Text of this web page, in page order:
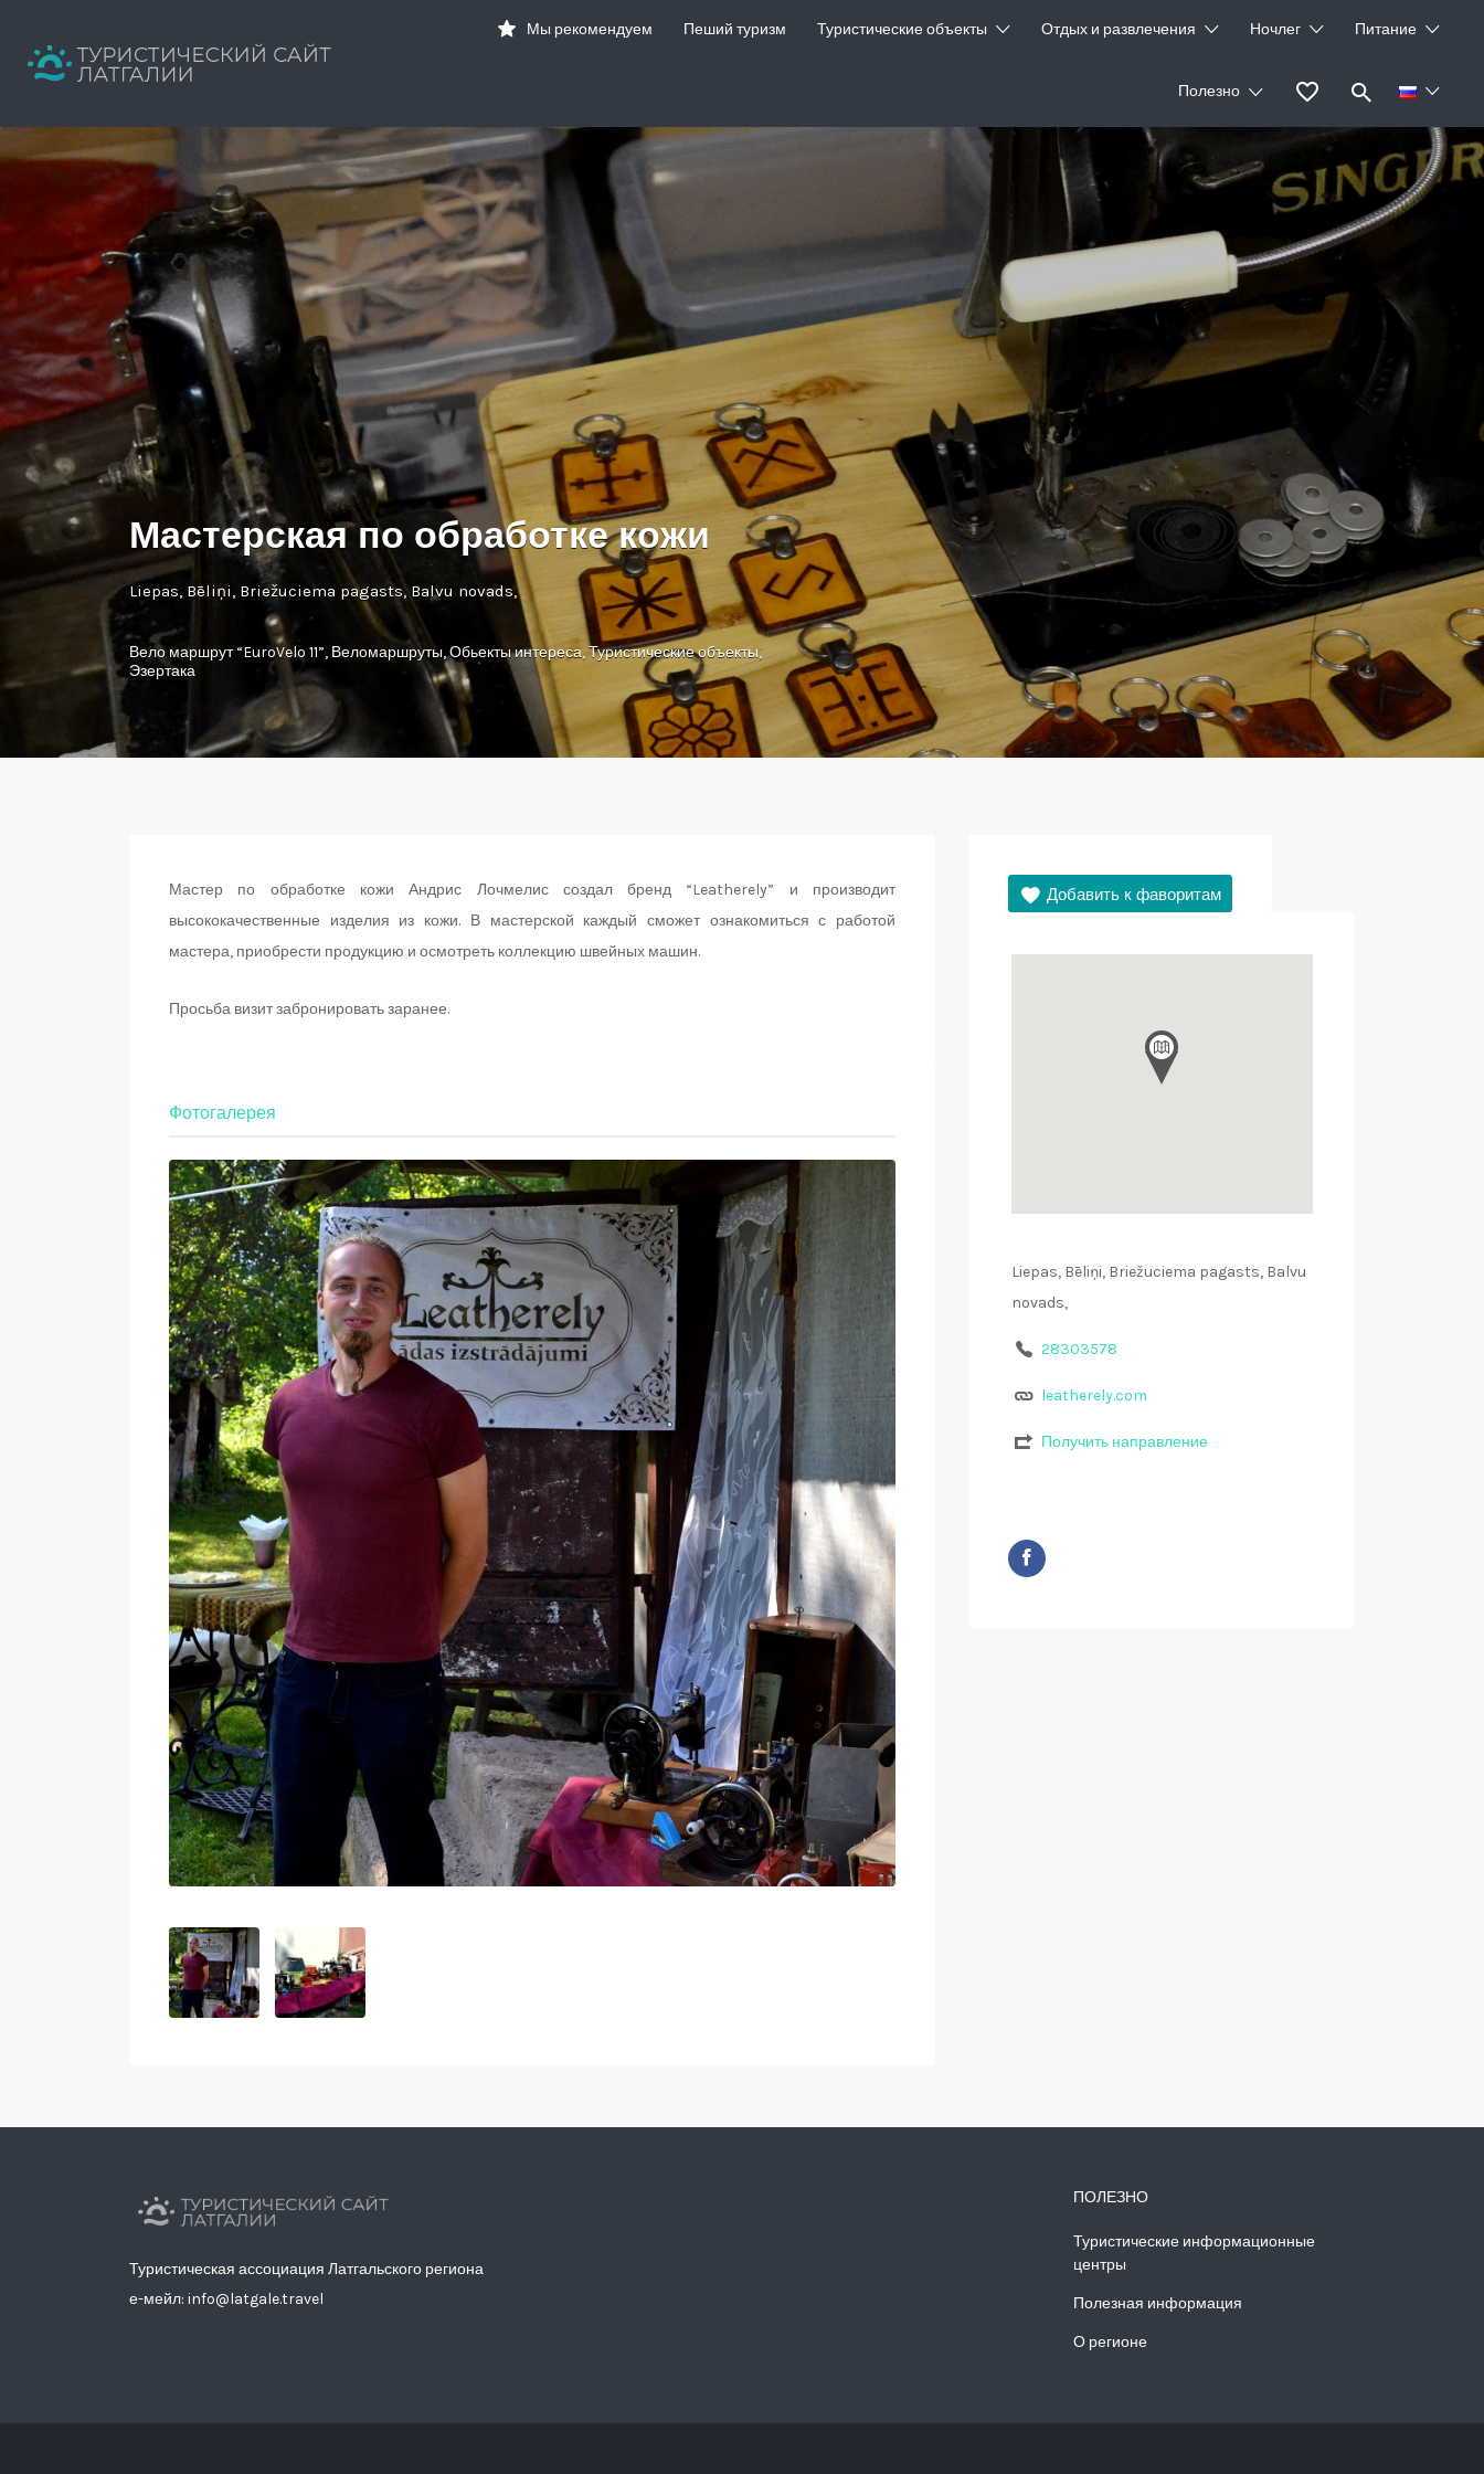
Путеводитель твоего отдыха
Мы рекомендуем Пеший туризм Туристические объекты Отдых и развлечения Ночлег Питание
Полезно
Мастерская по обработке кожи
Liepas, Bēliņi, Briežuciema pagasts, Balvu novads,
Вело маршрут “EuroVelo 11”, Веломаршруты,Обьекты интереса,Туристические объекты,
Эзертака
Мастер по обработке кожи Андрис Лочмелис создал бренд “Leatherely” и производит
высококачественные изделия из кожи. В мастерской каждый сможет ознакомиться с работой
мастера, приобрести продукцию и осмотреть коллекцию швейных машин.
Просьба визит забронировать заранее.
Фотогалерея
Liepas, Bēliņi, Briežuciema pagasts, Balvu
novads,
28303578
leatherely.com
Получить направление
Туристическая ассоциация Латгальского региона
е-мейл: info@latgale.travel
ПОЛЕЗНО
Туристические информационные
центры
Полезная информация
О регионе